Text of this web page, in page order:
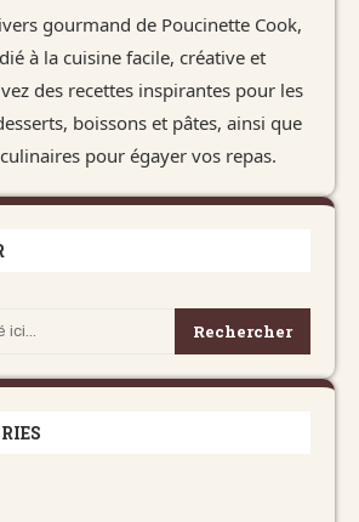
gourmand de Poucinette Cook,
à la cuisine facile, créative et
des recettes inspirantes pour les
boissons et pâtes, ainsi que
pour égayer vos repas.
Rechercher